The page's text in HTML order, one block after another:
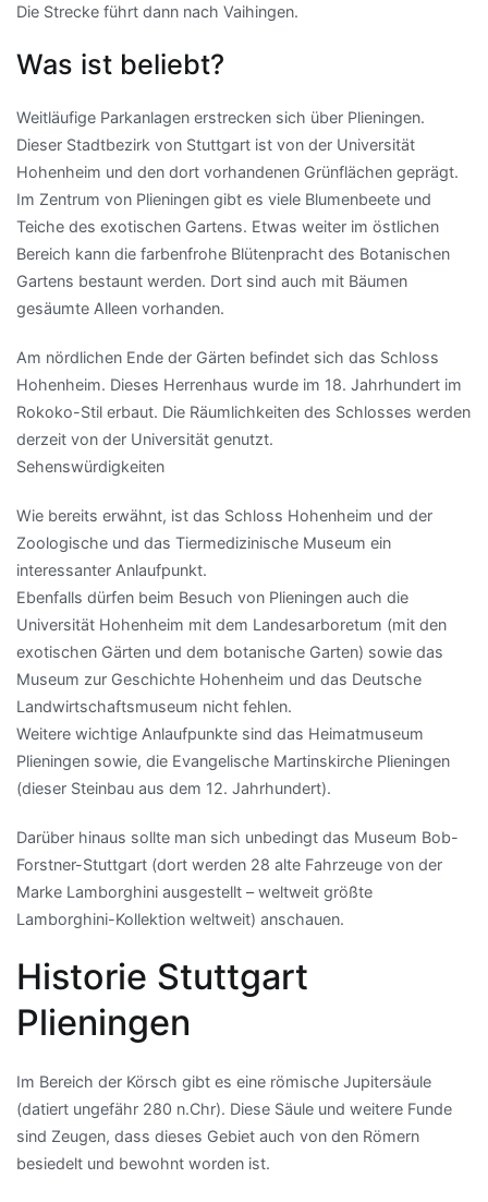
Die Strecke führt dann nach Vaihingen.
Was ist beliebt?
Weitläufige Parkanlagen erstrecken sich über Plieningen.
Dieser Stadtbezirk von Stuttgart ist von der Universität
Hohenheim und den dort vorhandenen Grünflächen geprägt.
Im Zentrum von Plieningen gibt es viele Blumenbeete und
Teiche des exotischen Gartens. Etwas weiter im östlichen
Bereich kann die farbenfrohe Blütenpracht des Botanischen
Gartens bestaunt werden. Dort sind auch mit Bäumen
gesäumte Alleen vorhanden.
Am nördlichen Ende der Gärten befindet sich das Schloss
Hohenheim. Dieses Herrenhaus wurde im 18. Jahrhundert im
Rokoko-Stil erbaut. Die Räumlichkeiten des Schlosses werden
derzeit von der Universität genutzt.
Sehenswürdigkeiten
Wie bereits erwähnt, ist das Schloss Hohenheim und der
Zoologische und das Tiermedizinische Museum ein
interessanter Anlaufpunkt.
Ebenfalls dürfen beim Besuch von Plieningen auch die
Universität Hohenheim mit dem Landesarboretum (mit den
exotischen Gärten und dem botanische Garten) sowie das
Museum zur Geschichte Hohenheim und das Deutsche
Landwirtschaftsmuseum nicht fehlen.
Weitere wichtige Anlaufpunkte sind das Heimatmuseum
Plieningen sowie, die Evangelische Martinskirche Plieningen
(dieser Steinbau aus dem 12. Jahrhundert).
Darüber hinaus sollte man sich unbedingt das Museum Bob-
Forstner-Stuttgart (dort werden 28 alte Fahrzeuge von der
Marke Lamborghini ausgestellt – weltweit größte
Lamborghini-Kollektion weltweit) anschauen.
Historie Stuttgart
Plieningen
Im Bereich der Körsch gibt es eine römische Jupitersäule
(datiert ungefähr 280 n.Chr). Diese Säule und weitere Funde
sind Zeugen, dass dieses Gebiet auch von den Römern
besiedelt und bewohnt worden ist.